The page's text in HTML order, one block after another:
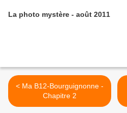
La photo mystère - août 2011
< Ma B12-Bourguignonne -
Chapitre 2